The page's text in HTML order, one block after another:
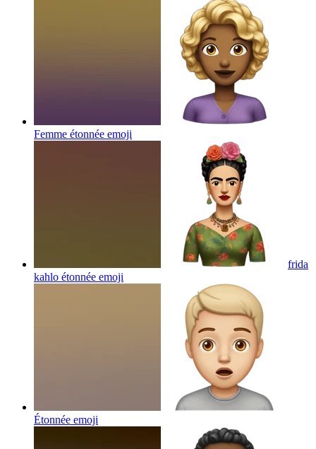
Femme étonnée emoji
frida
kahlo étonnée emoji
Étonnée emoji